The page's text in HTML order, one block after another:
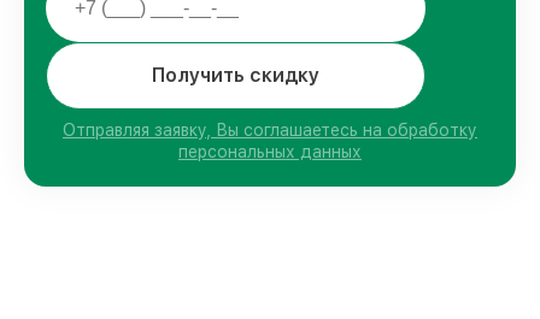
Получить скидку
Отправляя заявку, Вы соглашаетесь на обработку
персональных данных